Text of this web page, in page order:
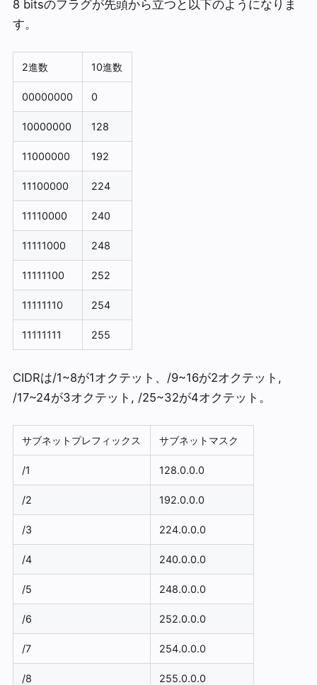
8 bitsのフラグが先頭から立つと以下のようになりま
す。
2進数 10進数
00000000 0
10000000 128
11000000 192
11100000 224
11110000 240
11111000 248
11111100 252
11111110 254
11111111 255
CIDRは/1~8が1オクテット、/9~16が2オクテット,
/17~24が3オクテット, /25~32が4オクテット。
サブネットプレフィックス サブネットマスク
/1 128.0.0.0
/2 192.0.0.0
/3 224.0.0.0
/4 240.0.0.0
/5 248.0.0.0
/6 252.0.0.0
/7 254.0.0.0
/8 255.0.0.0